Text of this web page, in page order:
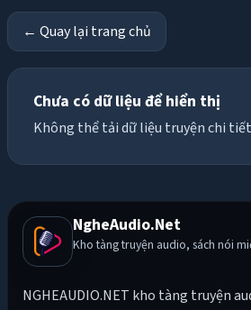
← Quay lại trang chủ
Chưa có dữ liệu để hiển thị
Không thể tải dữ liệu truyện chi
NgheAudio.Net
Kho tàng truyện audio, sách nói
NGHEAUDIO.NET kho tàng truyện